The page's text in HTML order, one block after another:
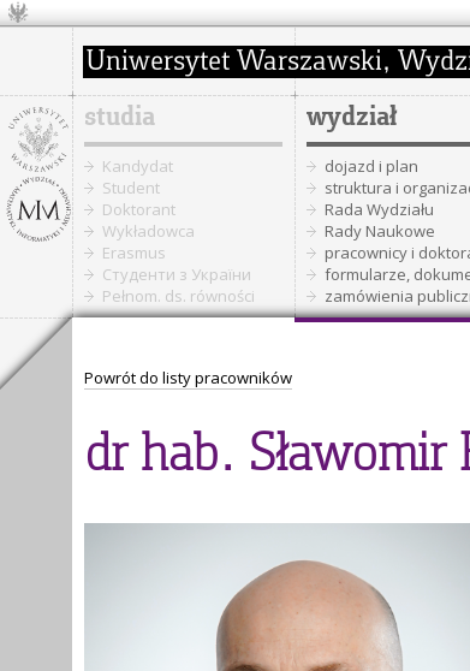
studia
Kandydat
Student
Doktorant
Wykładowca
Erasmus
Cтуденти з України
Pełnom. ds. równości
wydział
dojazd i plan
struktura i
Rada Wydziału
Rady Naukowe
pracownicy i
formularze,
zamówienia
Powrót do listy pracowników
dr hab. Sławomir